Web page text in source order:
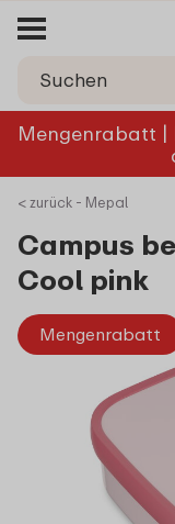
Mengenrabatt |
< zurück - Mepal
Campus
Cool pink
Mengenrabatt